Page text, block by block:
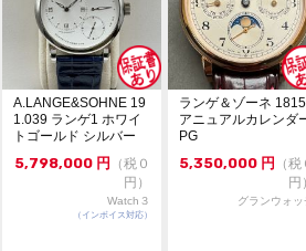
A.LANGE&SOHNE 19
1.039 ランゲ1 ホワイ
トゴールド シルバー
5,798,000 円
（税０
円）
Watch３
（インボイス対応）
ランゲ＆ゾーネ 1815
アニュアルカレンダ
PG
5,350,000 円
（税
円
グランウォッ